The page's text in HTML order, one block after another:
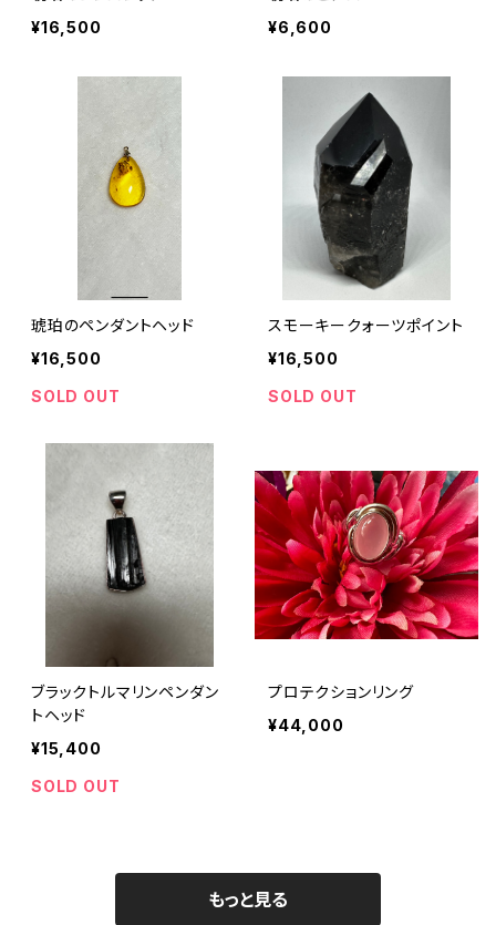
¥16,500
¥6,600
琥珀のペンダントヘッド
¥16,500
SOLD OUT
スモーキークォーツポイント
¥16,500
SOLD OUT
ブラックトルマリンペンダン
トヘッド
¥15,400
SOLD OUT
プロテクションリング
¥44,000
もっと見る